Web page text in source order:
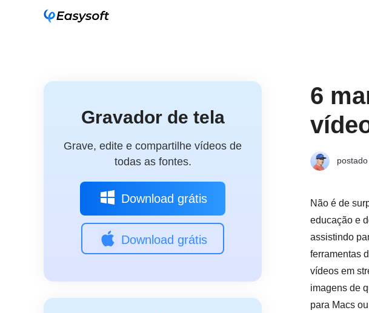
Gravador de tela
Grave, edite e compartilhe vídeos de
todas as fontes.
Download grátis
Download grátis
6
Não é de
educação e
assistindo
ferramentas
vídeos em
imagens de
para Macs